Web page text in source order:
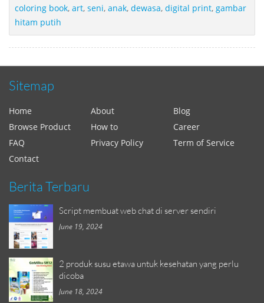
coloring book, art, seni, anak, dewasa, digital print, gambar
hitam putih
Sitemap
Home About
Blog
Browse Product
How to
Career
FAQ
Privacy Policy
Term of Service
Contact
Berita Terbaru
Script membuat web chat di server sendiri
June 19, 2024
2 produk susu etawa untuk kesehatan yang perlu
dicoba
June 18, 2024